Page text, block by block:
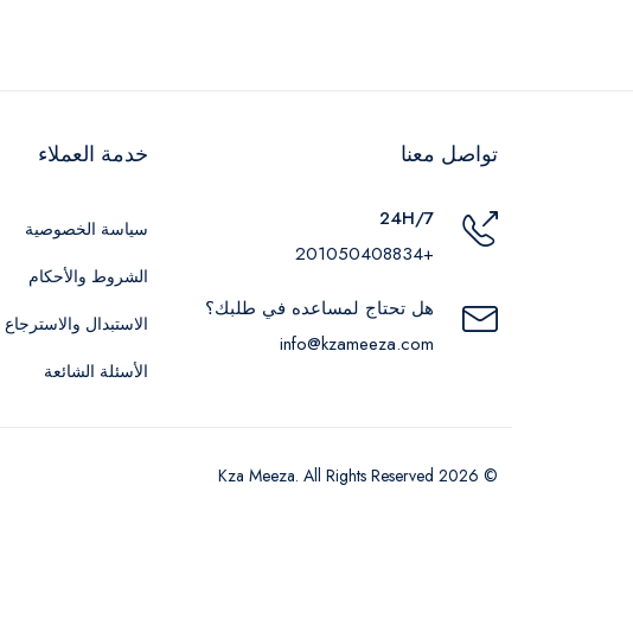
تواصل معنا
24H/7
+201050408834
هل تحتاج لمساعده في طلبك؟
info@kzameeza.com
خدمة العملاء
سياسة الخصوصية
الشروط والأحكام
الاستبدال والاسترجاع
الأسئلة الشائعة
© 2026 Kza Meeza. All Rights Reserved